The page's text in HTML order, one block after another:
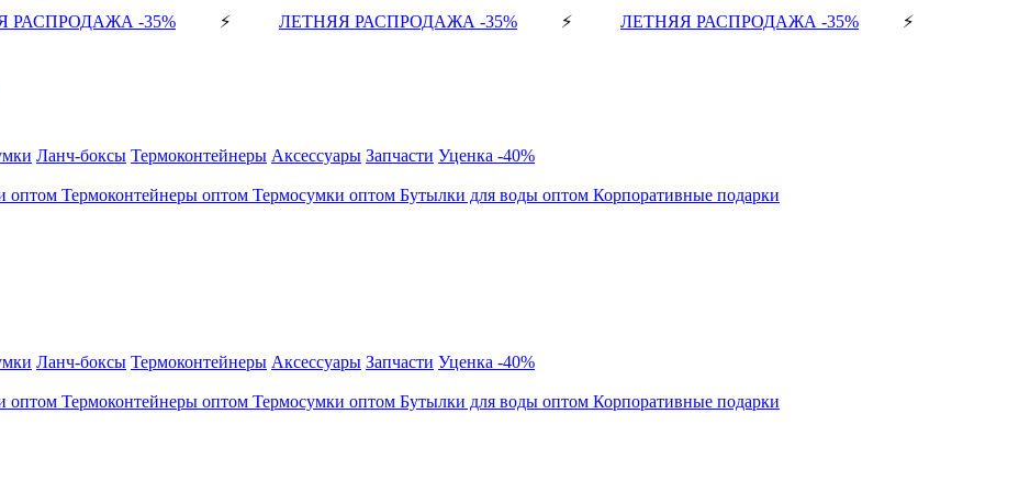
РАСПРОДАЖА -35% ⚡ ЛЕТНЯЯ РАСПРОДАЖА -35% ⚡ ЛЕТНЯЯ РАСПРОДАЖА -35% ⚡
Ланч-боксы Термоконтейнеры Аксессуары Запчасти Уценка -40%
оптом Термоконтейнеры оптом Термосумки оптом Бутылки для воды оптом Корпоративные подарки
Ланч-боксы Термоконтейнеры Аксессуары Запчасти Уценка -40%
оптом Термоконтейнеры оптом Термосумки оптом Бутылки для воды оптом Корпоративные подарки